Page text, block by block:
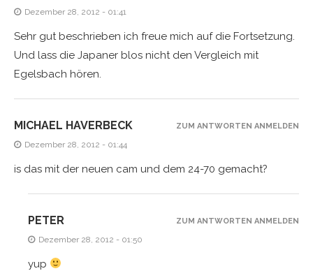
Dezember 28, 2012 - 01:41
Sehr gut beschrieben ich freue mich auf die Fortsetzung.
Und lass die Japaner blos nicht den Vergleich mit
Egelsbach hören.
MICHAEL HAVERBECK
Dezember 28, 2012 - 01:44
is das mit der neuen cam und dem 24-70 gemacht?
ZUM ANTWORTEN ANMELDEN
PETER
Dezember 28, 2012 - 01:50
yup
ZUM ANTWORTEN ANMELDEN